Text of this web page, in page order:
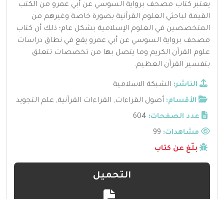
يعتبر كتاب مصحف برواية السوسي عن أبي عمرو من الكتب
القيمة لباحثي العلوم القرآنية بصورة خاصة وغيرهم من
المتخصصين في العلوم الإسلامية بشكل عام؛ ذلك أن كتاب
مصحف برواية السوسي عن أبي عمرو يقع في نطاق دراسات
علوم القرآن الكريم وما يتصل بها من تخصصات تتعلق
بتفسير القرآن العظيم.
الناشر: الشبكة الاسلامية
الأقسام: أصول القراءات, القراءات القرآنية, علم التجويد
عدد الصفحات: 604
مشاهدات:
بلّغ عن كتاب
التحميل